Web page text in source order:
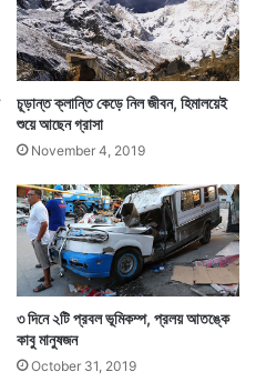
চূড়ান্ত ক্লান্তি কেড়ে নিল জীবন, হিমালয়েই
শুয়ে আছেন গ্রাসা
November 4, 2019
৩ দিনে ২টি প্রবল ভূমিকম্প, প্রলয় আতঙ্কে
কাবু মানুষজন
October 31, 2019